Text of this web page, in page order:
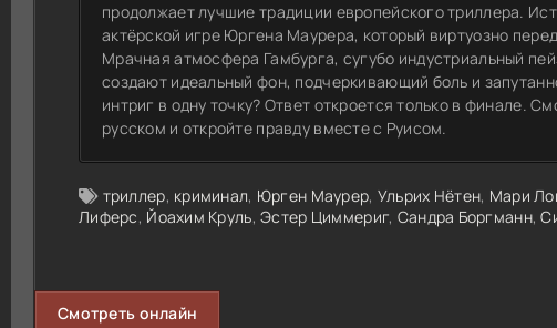
продолжает лучшие традиции европейского триллера.
актёрской игре Юргена Маурера, который виртуозно
Мрачная атмосфера Гамбурга, сугубо индустриальный
создают идеальный фон, подчеркивающий боль и
интриг в одну точку? Ответ откроется только в финале.
русском и откройте правду вместе с Руисом.
триллер, криминал, Юрген Маурер, Ульрих Нётен, Мари
Лиферс, Йоахим Круль,Эстер Циммериг, Сандра Боргманн,
Смотреть онлайн